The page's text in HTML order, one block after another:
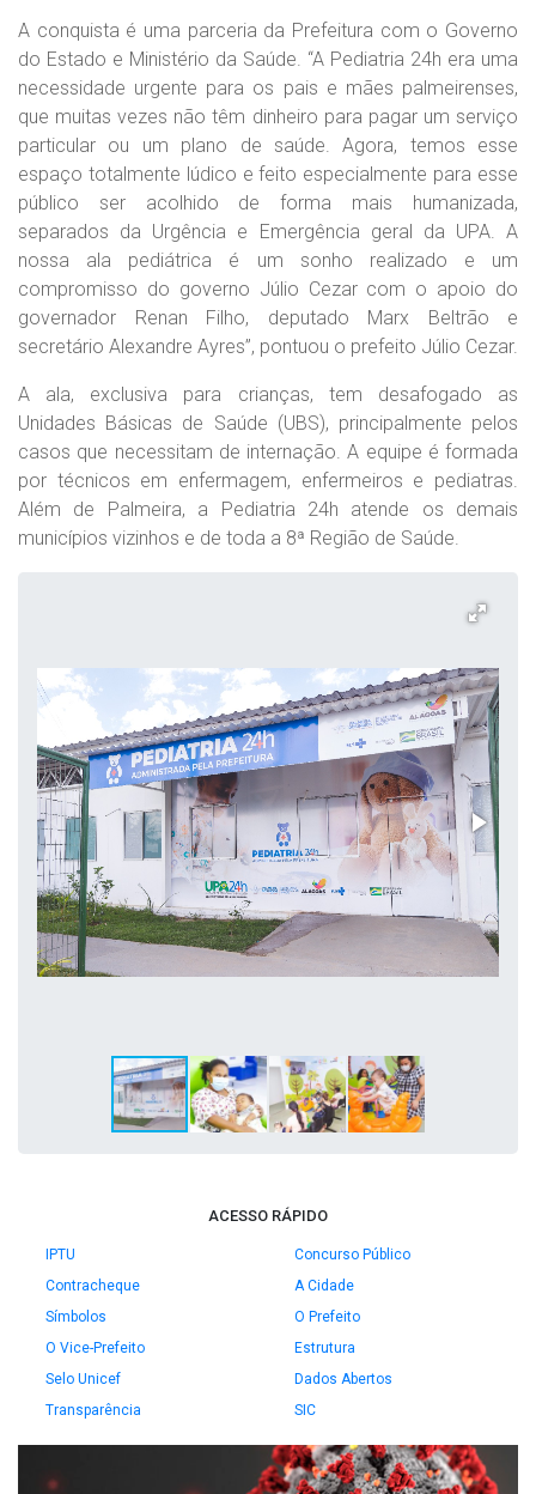
A conquista é uma parceria da Prefeitura com o Governo
do Estado e Ministério da Saúde. “A Pediatria 24h era uma
necessidade urgente para os pais e mães palmeirenses,
que muitas vezes não têm dinheiro para pagar um serviço
particular ou um plano de saúde. Agora, temos esse
espaço totalmente lúdico e feito especialmente para esse
público ser acolhido de forma mais humanizada,
separados da Urgência e Emergência geral da UPA. A
nossa ala pediátrica é um sonho realizado e um
compromisso do governo Júlio Cezar com o apoio do
governador Renan Filho, deputado Marx Beltrão e
secretário Alexandre Ayres”, pontuou o prefeito Júlio Cezar.
A ala, exclusiva para crianças, tem desafogado as
Unidades Básicas de Saúde (UBS), principalmente pelos
casos que necessitam de internação. A equipe é formada
por técnicos em enfermagem, enfermeiros e pediatras.
Além de Palmeira, a Pediatria 24h atende os demais
municípios vizinhos e de toda a 8ª Região de Saúde.
ACESSO RÁPIDO
IPTU
Concurso Público
Contracheque
A Cidade
Símbolos
O Prefeito
O Vice-Prefeito
Estrutura
Selo Unicef
Dados Abertos
Transparência
SIC